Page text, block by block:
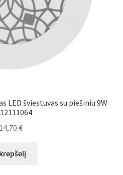
šviestuvas su piešiniu 9W
14,70 €